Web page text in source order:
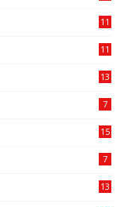
11
11
13
7
15
7
13